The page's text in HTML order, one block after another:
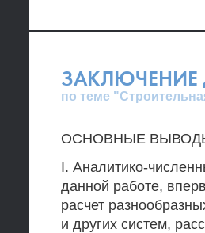
ЗАКЛЮЧЕНИЕ
по теме
ОСНОВНЫЕ
I. Аналитико-
данной работе,
расчет
и других систем,